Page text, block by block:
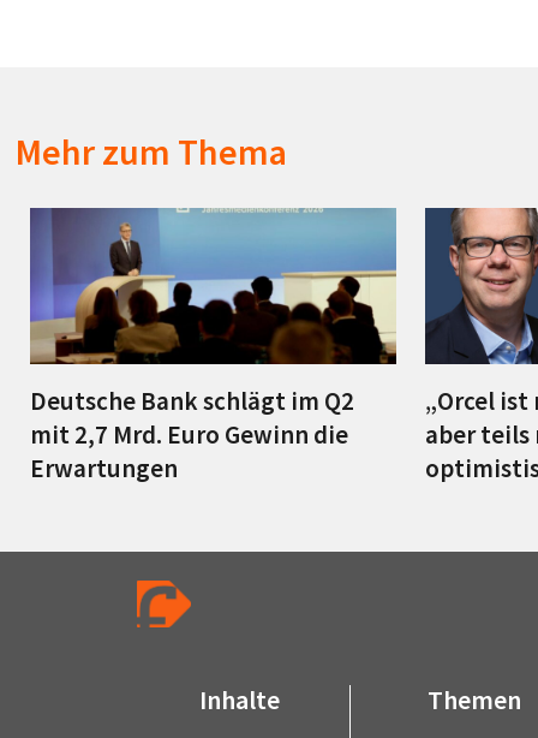
Mehr zum Thema
Deutsche Bank schlägt im Q2
mit 2,7 Mrd. Euro Gewinn die
Erwartungen
„Orcel
aber teils
Inhalte Themen